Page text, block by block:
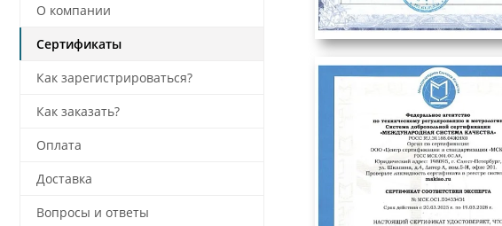
О компании
Сертификаты
Как зарегистрироваться?
Как заказать?
Оплата
Доставка
Вопросы и ответы